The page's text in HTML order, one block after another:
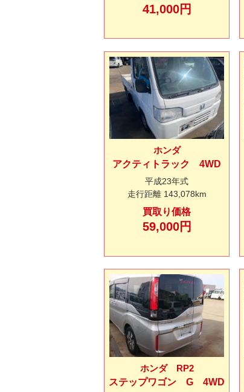
41,000円
ホンダ
アクティトラック 4WD
平成23年式
走行距離 143,078km
買取り価格
59,000円
ホンダ RP2
ステップワゴン G 4WD